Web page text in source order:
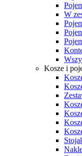
W
Kosze i